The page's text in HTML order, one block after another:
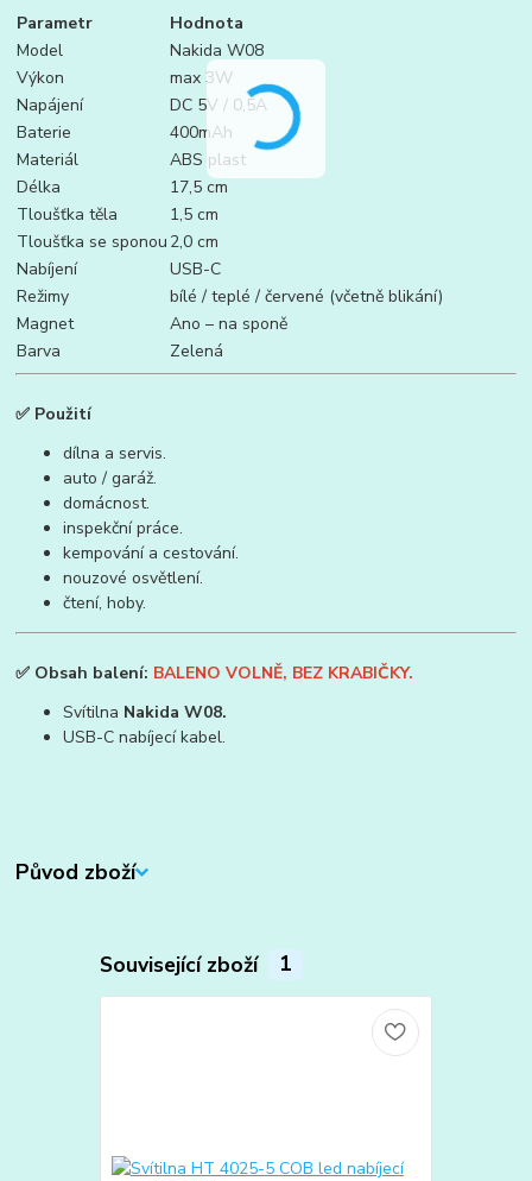
Parametr
Hodnota
Model
Nakida W08
Výkon
max 3W
Napájení
DC 5V / 0,5A
Baterie
400mAh
Materiál
ABS plast
Délka
17,5 cm
Tloušťka těla
1,5 cm
Tloušťka se sponou 2,0 cm
Nabíjení
USB-C
Režimy
bílé / teplé / červené (včetně blikání)
Magnet
Ano – na sponě
Barva
Zelená
✅ Použití
dílna a servis.
auto / garáž.
domácnost.
inspekční práce.
kempování a cestování.
nouzové osvětlení.
čtení, hoby.
✅ Obsah balení: BALENO VOLNĚ, BEZ KRABIČKY.
Svítilna Nakida W08.
USB-C nabíjecí kabel.
Původ zboží
Související zboží 1